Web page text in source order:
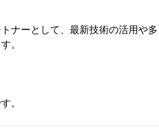
ナーとして、最新技術の活用や多
。
。